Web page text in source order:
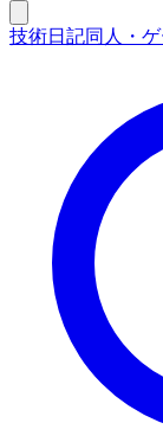
技術日記同人・